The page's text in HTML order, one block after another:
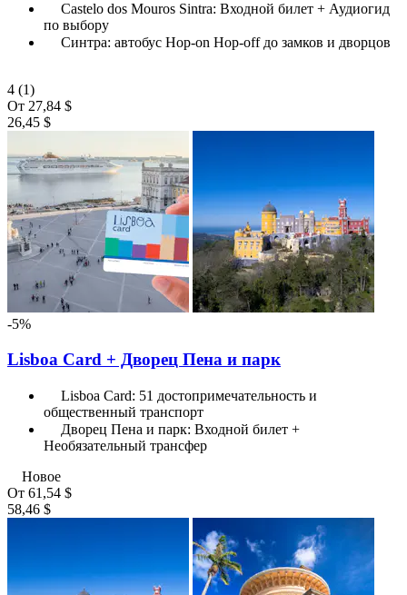
Castelo dos Mouros Sintra: Входной билет + Аудиогид
по выбору
Синтра: автобус Hop-on Hop-off до замков и дворцов
4 (1)
От 27,84 $
26,45 $
-5%
Lisboa Card + Дворец Пена и парк
Lisboa Card: 51 достопримечательность и
общественный транспорт
Дворец Пена и парк: Входной билет +
Необязательный трансфер
Новое
От 61,54 $
58,46 $